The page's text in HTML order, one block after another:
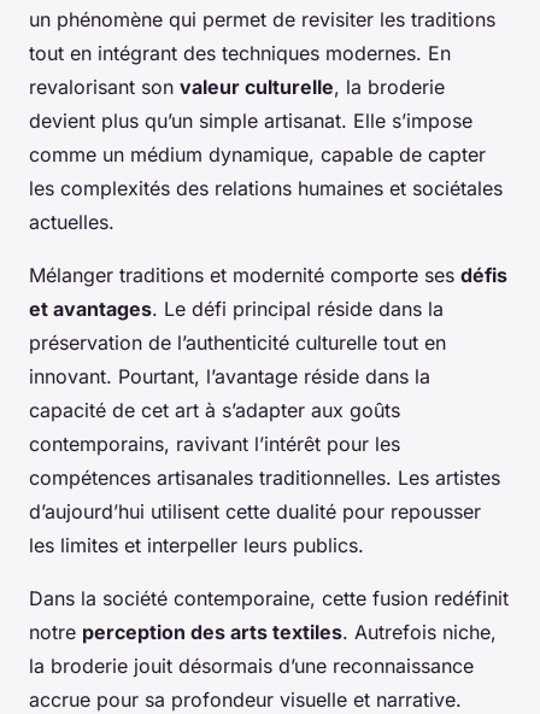
un phénomène qui permet de revisiter les traditions
tout en intégrant des techniques modernes. En
revalorisant son valeur culturelle, la broderie
devient plus qu’un simple artisanat. Elle s’impose
comme un médium dynamique, capable de capter
les complexités des relations humaines et sociétales
actuelles.
Mélanger traditions et modernité comporte ses défis
et avantages. Le défi principal réside dans la
préservation de l’authenticité culturelle tout en
innovant. Pourtant, l’avantage réside dans la
capacité de cet art à s’adapter aux goûts
contemporains, ravivant l’intérêt pour les
compétences artisanales traditionnelles. Les artistes
d’aujourd’hui utilisent cette dualité pour repousser
les limites et interpeller leurs publics.
Dans la société contemporaine, cette fusion redéfinit
notre perception des arts textiles. Autrefois niche,
la broderie jouit désormais d’une reconnaissance
accrue pour sa profondeur visuelle et narrative.